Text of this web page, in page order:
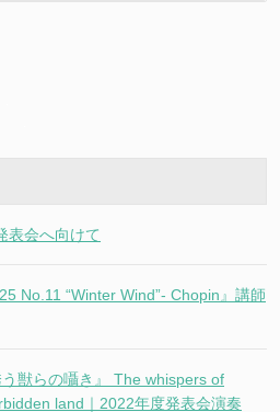
表会へ向けて
No.11 “Winter Wind”- Chopin』講師
獣らの囁き』 The whispers of
land｜2022年度発表会演奏